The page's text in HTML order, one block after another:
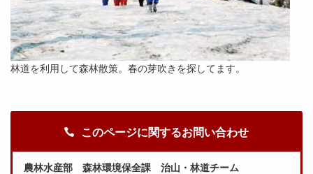
林道を利用して森林散策。春の芽吹きを探してます。
このページに関するお問い合わせ
農林水産部 森林環境保全課 治山・林道チーム